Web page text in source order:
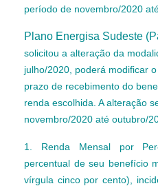
período de novembro/2020
Plano Energisa Sudeste
solicitou a alteração da
julho/2020, poderá modificar
prazo de recebimento do
renda escolhida. A alteração
novembro/2020 até outubro/
1. Renda Mensal por
percentual de seu benefício
vírgula cinco por cento),